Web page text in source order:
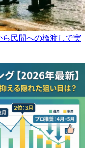
民間への橋渡しで実